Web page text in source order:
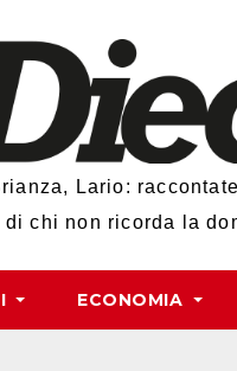
Lario:
di chi non ricorda la
ECONOMIA